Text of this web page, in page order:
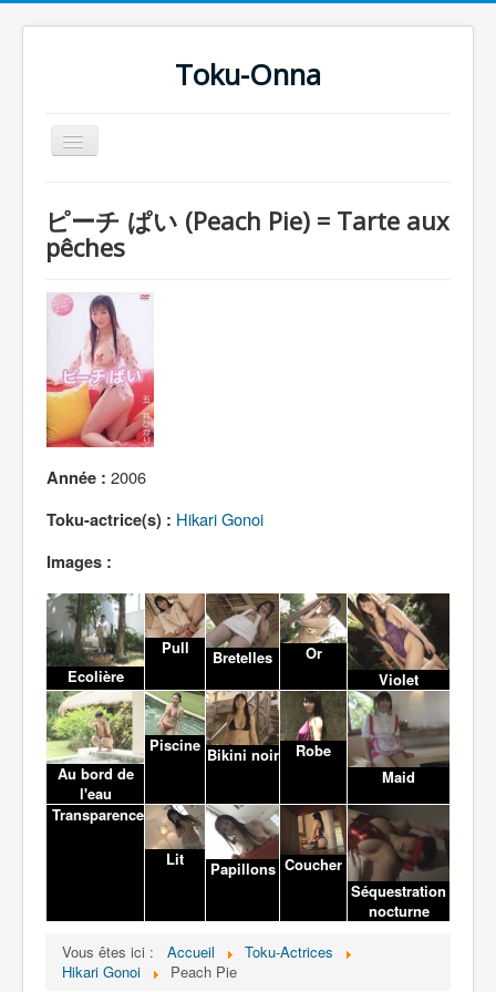
Toku-Onna
Basculer
la
Toku-Actrices
Séries
Films
COSAA
Dessins
ピーチ ぱい (Peach Pie) = Tarte aux
pêches
Année : 2006
Toku-actrice(s) : Hikari Gonoi
Images :
Ecolière
Pull Bretelles
Or
Violet
Au bord de
l'eau
Piscine Bikini noir
Robe
Maid
Transparence
Lit Papillons Coucher
Séquestration
nocturne
Vous êtes ici :
Accueil
Toku-Actrices
Hikari Gonoi
Peach Pie